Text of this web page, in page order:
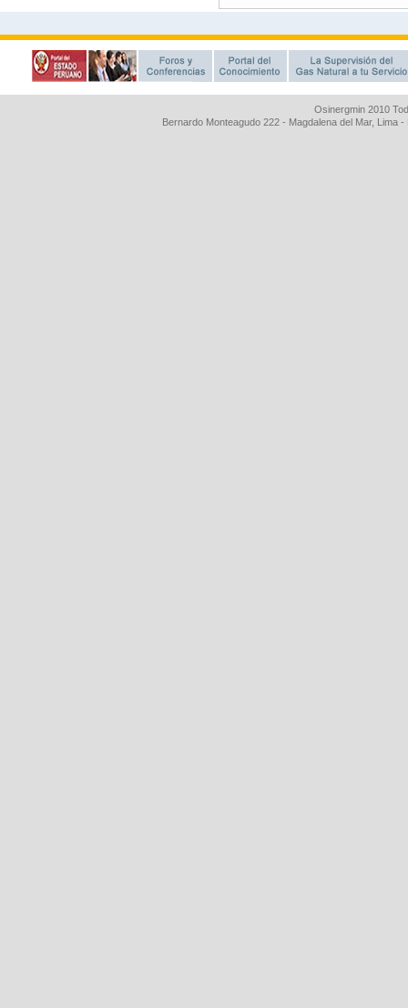
Osinergmin 2010
Bernardo Monteagudo 222 - Magdalena del Mar, Lima